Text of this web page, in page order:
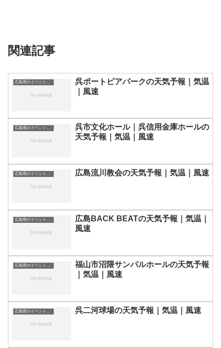
関連記事
広島県のイベント会場一覧
呉ポートピアパークの天気予報｜気温
｜風速
広島県のイベント会場一覧
呉市文化ホール｜呉信用金庫ホールの
天気予報｜気温｜風速
広島県のイベント会場一覧 広島流川教会の天気予報｜気温｜風速
広島県のイベント会場一覧
広島BACK BEATの天気予報｜気温｜
風速
広島県のイベント会場一覧
福山市沼隈サンパルホールの天気予報
｜気温｜風速
広島県のイベント会場一覧 呉二河球場の天気予報｜気温｜風速